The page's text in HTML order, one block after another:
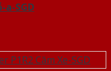
a-SGD